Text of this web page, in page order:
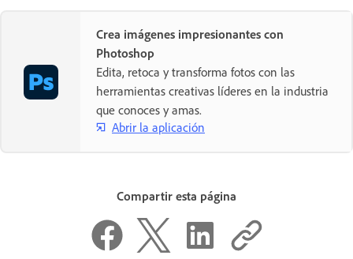
Crea imágenes impresionantes con
Photoshop
Edita, retoca y transforma fotos con las
herramientas creativas líderes en la industria
que conoces y amas.
Abrir la aplicación
Compartir esta página